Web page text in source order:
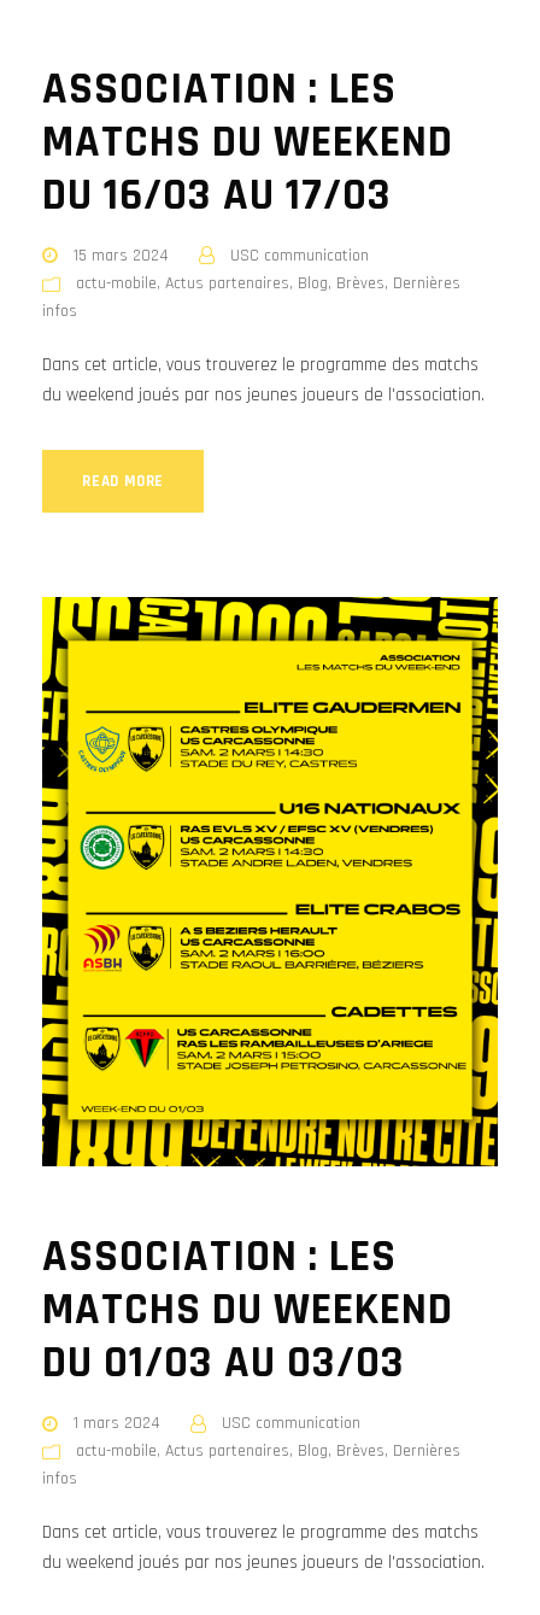
ASSOCIATION : LES
MATCHS DU WEEKEND
DU 16/03 AU 17/03
15 mars 2024
USC communication
actu-mobile, Actus partenaires, Blog, Brèves, Dernières
infos
Dans cet article, vous trouverez le programme des matchs
du weekend joués par nos jeunes joueurs de l'association.
READ MORE
ASSOCIATION : LES
MATCHS DU WEEKEND
DU 01/03 AU 03/03
1 mars 2024
USC communication
actu-mobile, Actus partenaires, Blog, Brèves, Dernières
infos
Dans cet article, vous trouverez le programme des matchs
du weekend joués par nos jeunes joueurs de l'association.